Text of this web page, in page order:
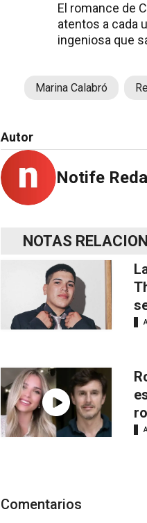
El romance de
atentos a cada
ingeniosa que
Marina Calabró
Autor
Notife
NOTAS
Comentarios